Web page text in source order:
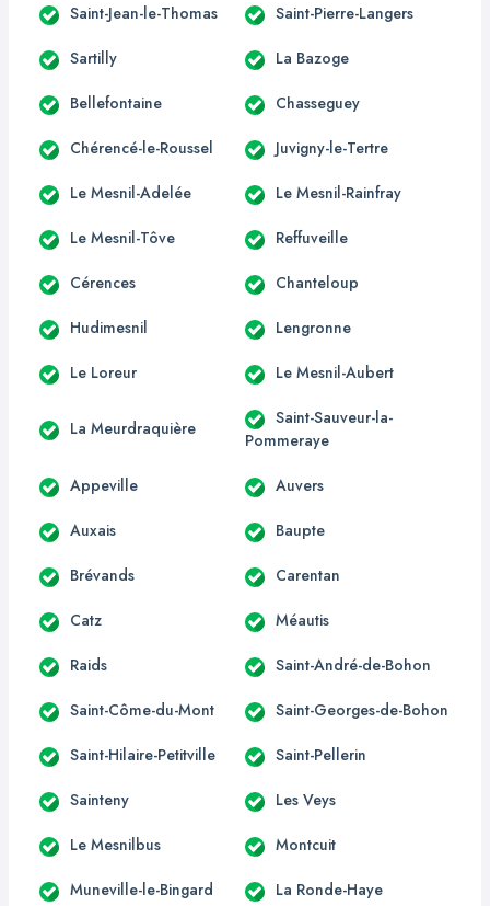
Saint-Jean-le-Thomas Saint-Pierre-Langers
Sartilly La Bazoge
Bellefontaine Chasseguey
Chérencé-le-Roussel Juvigny-le-Tertre
Le Mesnil-Adelée Le Mesnil-Rainfray
Le Mesnil-Tôve Reffuveille
Cérences Chanteloup
Hudimesnil Lengronne
Le Loreur Le Mesnil-Aubert
La Meurdraquière
Saint-Sauveur-la-
Pommeraye
Appeville Auvers
Auxais Baupte
Brévands Carentan
Catz Méautis
Raids Saint-André-de-Bohon
Saint-Côme-du-Mont Saint-Georges-de-Bohon
Saint-Hilaire-Petitville Saint-Pellerin
Sainteny Les Veys
Le Mesnilbus Montcuit
Muneville-le-Bingard La Ronde-Haye